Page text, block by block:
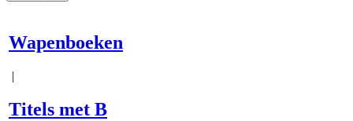
Wapenboeken
|
Titels met B